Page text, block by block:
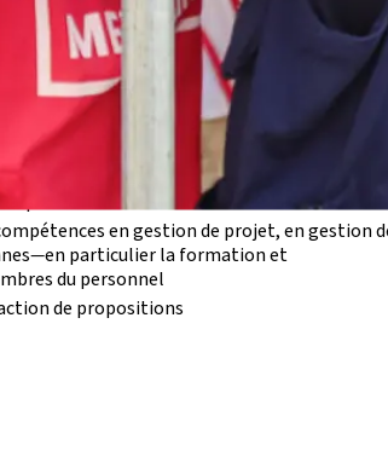
supérieur (licence ou maîtrise) en génie
ou en gestion de la construction
diplôme d'associé en ingénierie ou en dessin
un diplôme ou un certificat en réduction
dans les projets de construction
préalable dans le travail humanitaire
en gestion de projet, en gestion
—en particulier la formation et
du personnel
de propositions